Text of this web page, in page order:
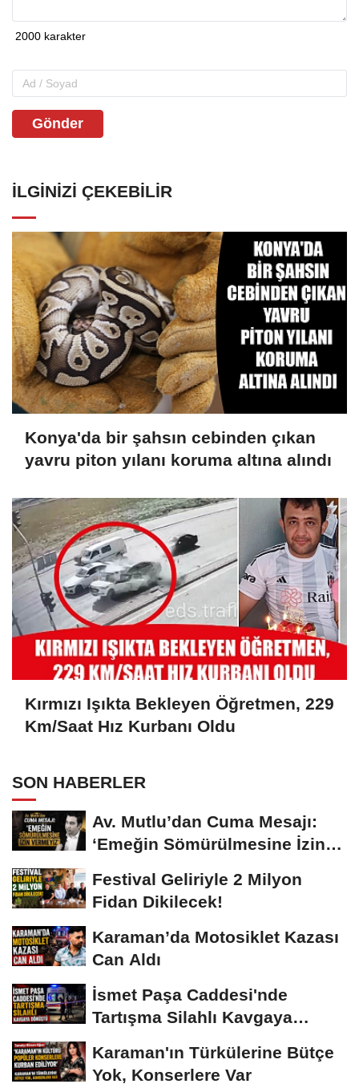
Gönder
İLGINIZI ÇEKEBILIR
yavru piton yılanı koruma altına alındı
Kırmızı Işıkta Bekleyen Öğretmen, 229
Km/Saat Hız Kurbanı Oldu
Av. Mutlu’dan Cuma Mesajı:
‘Emeğin Sömürülmesine İzin
Vermeyiz’...
Festival Geliriyle 2 Milyon
Fidan Dikilecek!
Karaman’da Motosiklet Kazası
Can Aldı
İsmet Paşa Caddesi'nde
Tartışma Silahlı Kavgaya
Dönüştü
Karaman'ın Türkülerine Bütçe
Yok, Konserlere Var